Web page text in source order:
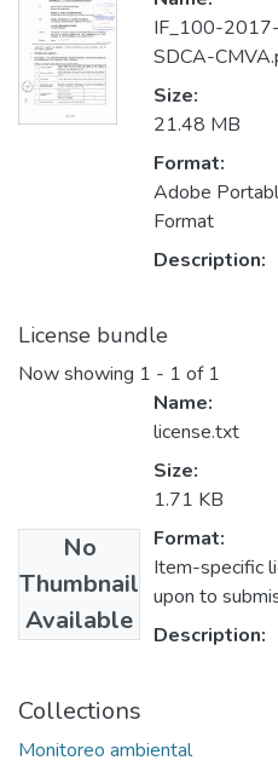
IF_100-
SDCA-
Size:
21.48 MB
Format:
Adobe
Format
Description:
License bundle
Now showing 1 - 1 of 1
No
Thumbnail
Available
Name:
license.txt
Size:
1.71 KB
Format:
Item-specific
upon to
Description:
Collections
Monitoreo ambiental